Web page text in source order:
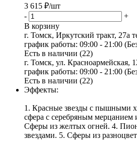
3 615 ₽/шт
-
+
В корзину
г. Томск, Иркутский тракт, 27а
график работы: 09:00 - 21:00
Есть в наличии (22)
г. Томск, ул. Красноармейская,
график работы: 09:00 - 21:00
Есть в наличии (22)
Эффекты:
1. Красные звезды с пышными
сфера с серебряным мерцанием
Сферы из желтых огней. 4.
звездами. 5. Сферы из